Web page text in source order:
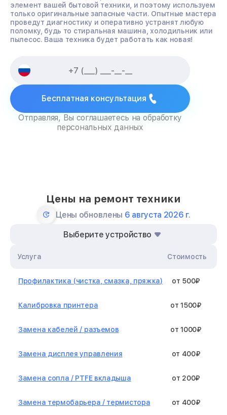
элемент вашей бытовой техники, и поэтому используем
только оригинальные запасные части. Опытные мастера
проведут диагностику и оперативно устранят любую
поломку, будь то стиральная машина, холодильник или
пылесос. Ваша техника будет работать как новая!
Бесплатная консультация
Отправляя, Вы соглашаетесь на обработку
персональных данных
Цены на ремонт техники
Цены обновлены 6 августа 2026 г.
Выберите устройство
Услуга Стоимость
Профилактика (чистка, смазка, пряжка) от 500₽
Калибровка принтера от 1500₽
Замена кабелей / разъемов от 1000₽
Замена дисплея управления от 400₽
Замена сопла / PTFE вкладыша от 200₽
Замена термобарьера / термистора от 400₽